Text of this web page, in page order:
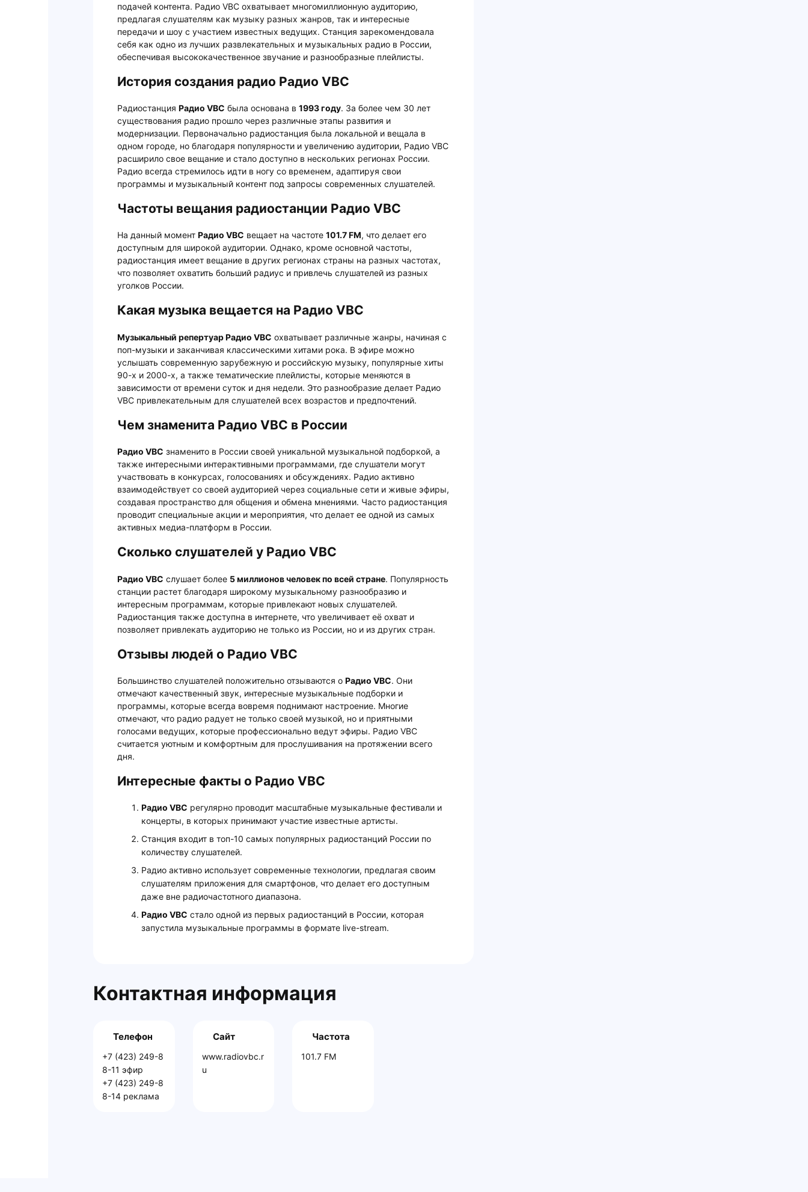
подачей контента. Радио VBC охватывает многомиллионную аудиторию,
предлагая слушателям как музыку разных жанров, так и интересные
передачи и шоу с участием известных ведущих. Станция зарекомендовала
себя как одно из лучших развлекательных и музыкальных радио в России,
обеспечивая высококачественное звучание и разнообразные плейлисты.
История создания радио Радио VBC
Радиостанция Радио VBC была основана в 1993 году. За более чем 30 лет
существования радио прошло через различные этапы развития и
модернизации. Первоначально радиостанция была локальной и вещала в
одном городе, но благодаря популярности и увеличению аудитории, Радио VBC
расширило свое вещание и стало доступно в нескольких регионах России.
Радио всегда стремилось идти в ногу со временем, адаптируя свои
программы и музыкальный контент под запросы современных слушателей.
Частоты вещания радиостанции Радио VBC
На данный момент Радио VBC вещает на частоте 101.7 FM, что делает его
доступным для широкой аудитории. Однако, кроме основной частоты,
радиостанция имеет вещание в других регионах страны на разных частотах,
что позволяет охватить больший радиус и привлечь слушателей из разных
уголков России.
Какая музыка вещается на Радио VBC
Музыкальный репертуар Радио VBC охватывает различные жанры, начиная с
поп-музыки и заканчивая классическими хитами рока. В эфире можно
услышать современную зарубежную и российскую музыку, популярные хиты
90-х и 2000-х, а также тематические плейлисты, которые меняются в
зависимости от времени суток и дня недели. Это разнообразие делает Радио
VBC привлекательным для слушателей всех возрастов и предпочтений.
Чем знаменита Радио VBC в России
Радио VBC знаменито в России своей уникальной музыкальной подборкой, а
также интересными интерактивными программами, где слушатели могут
участвовать в конкурсах, голосованиях и обсуждениях. Радио активно
взаимодействует со своей аудиторией через социальные сети и живые эфиры,
создавая пространство для общения и обмена мнениями. Часто радиостанция
проводит специальные акции и мероприятия, что делает ее одной из самых
активных медиа-платформ в России.
Сколько слушателей у Радио VBC
Радио VBC слушает более 5 миллионов человек по всей стране. Популярность
станции растет благодаря широкому музыкальному разнообразию и
интересным программам, которые привлекают новых слушателей.
Радиостанция также доступна в интернете, что увеличивает её охват и
позволяет привлекать аудиторию не только из России, но и из других стран.
Отзывы людей о Радио VBC
Большинство слушателей положительно отзываются о Радио VBC. Они
отмечают качественный звук, интересные музыкальные подборки и
программы, которые всегда вовремя поднимают настроение. Многие
отмечают, что радио радует не только своей музыкой, но и приятными
голосами ведущих, которые профессионально ведут эфиры. Радио VBC
считается уютным и комфортным для прослушивания на протяжении всего
дня.
Интересные факты о Радио VBC
Радио VBC регулярно проводит масштабные музыкальные фестивали и
концерты, в которых принимают участие известные артисты.
Станция входит в топ-10 самых популярных радиостанций России по
количеству слушателей.
Радио активно использует современные технологии, предлагая своим
слушателям приложения для смартфонов, что делает его доступным
даже вне радиочастотного диапазона.
Радио VBC стало одной из первых радиостанций в России, которая
запустила музыкальные программы в формате live-stream.
Контактная информация
Телефон
+7 (423) 249-8
8-11 эфир
+7 (423) 249-8
8-14 реклама
Сайт
www.radiovbc.r
u
Частота
101.7 FM